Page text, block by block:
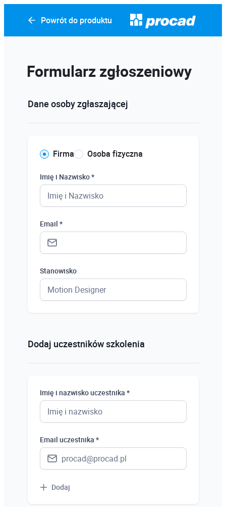
Powrót do produktu
Formularz zgłoszeniowy
Dane osoby zgłaszającej
Firma Osoba fizyczna
Imię i Nazwisko *
Email *
Stanowisko
Dodaj uczestników szkolenia
Imię i nazwisko uczestnika *
Email uczestnika *
Dodaj
Uczeń
Bezrobotny